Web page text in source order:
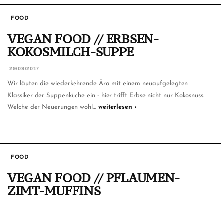
FOOD
VEGAN FOOD // ERBSEN-
KOKOSMILCH-SUPPE
29/09/2017
Wir läuten die wiederkehrende Ära mit einem neuaufgelegten
Klassiker der Suppenküche ein - hier trifft Erbse nicht nur Kokosnuss.
Welche der Neuerungen wohl… weiterlesen ›
FOOD
VEGAN FOOD // PFLAUMEN-
ZIMT-MUFFINS